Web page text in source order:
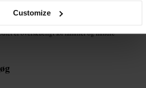
Customize
scenografi, så der er både nærbilleder og
er overskueligt for familier og mindre